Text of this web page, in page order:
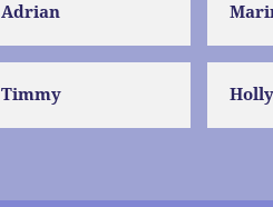
Adrian
Timmy Holly